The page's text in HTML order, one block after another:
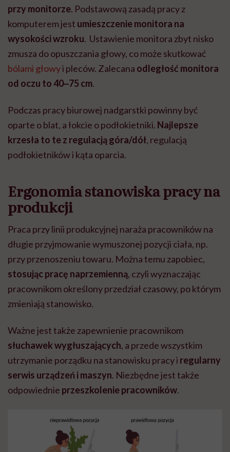
przy monitorze. Podstawową zasadą pracy z
komputerem jest umieszczenie monitora na
wysokości wzroku. Ustawienie monitora zbyt nisko
zmusza do opuszczania głowy, co może skutkować
bólami głowyi pleców. Zalecana odległość monitora
od oczu to 40‒75 cm.
Podczas pracy biurowej nadgarstki powinny być
oparte o blat, a łokcie o podłokietniki. Najlepsze
krzesła to te z regulacją góra/dół, regulacją
podłokietników i kąta oparcia.
Ergonomia stanowiska pracy na
produkcji
Praca przy linii produkcyjnej naraża pracowników na
długie przyjmowanie wymuszonej pozycji ciała, np.
przy przenoszeniu towaru. Można temu zapobiec,
stosując pracę naprzemienną, czyli wyznaczając
pracownikom określony przedział czasowy, po którym
zmieniają stanowisko.
Ważne jest także zapewnienie pracownikom
słuchawek wygłuszających, a przede wszystkim
utrzymanie porządku na stanowisku pracy i regularny
serwis urządzeń i maszyn. Niezbędne jest także
odpowiednie przeszkolenie pracowników.